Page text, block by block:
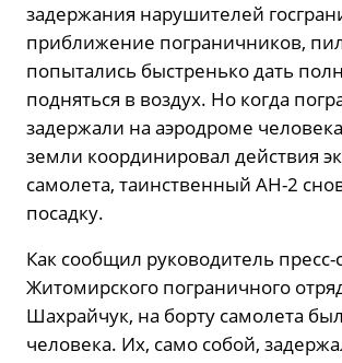
задержания нарушителей
приближение пограничников,
попытались быстренько дать
подняться в воздух. Но когда
задержали на аэродроме
земли координировал действия
самолета, таинственный АН-2
посадку.
Как сообщил руководитель
Житомирского пограничного
Шахрайчук, на борту самолета
человека. Их, само собой,